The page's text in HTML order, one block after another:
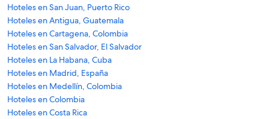
Hoteles en San Juan, Puerto Rico
Hoteles en Antigua, Guatemala
Hoteles en Cartagena, Colombia
Hoteles en San Salvador, El Salvador
Hoteles en La Habana, Cuba
Hoteles en Madrid, España
Hoteles en Medellín, Colombia
Hoteles en Colombia
Hoteles en Costa Rica